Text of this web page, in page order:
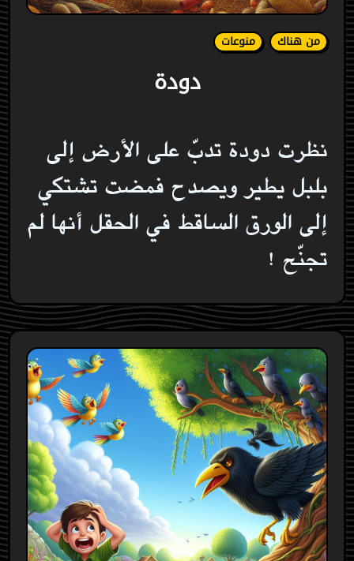
من هناك منوعات
دودة
نظرت دودة تدبّ على الأرض إلى
بلبل يطير ويصدح فمضت تشتكي
إلى الورق الساقط في الحقل أنها لم
تجنّح !